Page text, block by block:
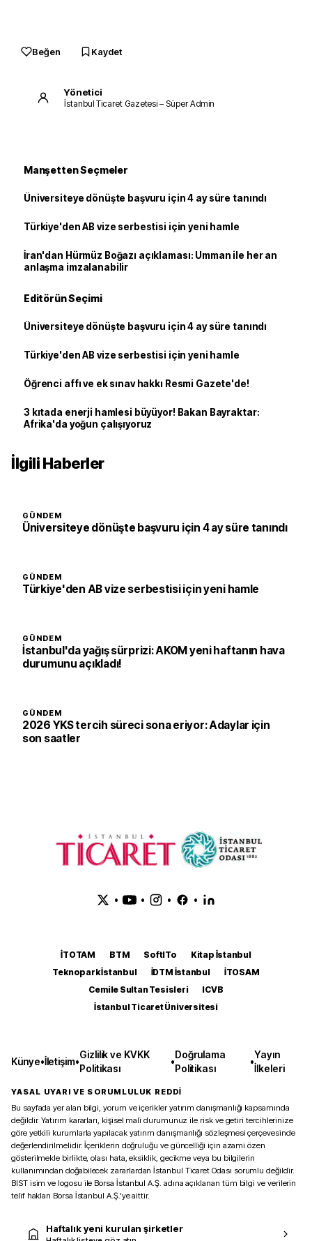
Beğen Kaydet
Yönetici
İstanbul Ticaret Gazetesi – Süper Admin
Manşetten Seçmeler
Üniversiteye dönüşte başvuru için 4 ay süre tanındı
Türkiye'den AB vize serbestisi için yeni hamle
İran'dan Hürmüz Boğazı açıklaması: Umman ile her an
anlaşma imzalanabilir
Editörün Seçimi
Üniversiteye dönüşte başvuru için 4 ay süre tanındı
Türkiye'den AB vize serbestisi için yeni hamle
Öğrenci affı ve ek sınav hakkı Resmi Gazete'de!
3 kıtada enerji hamlesi büyüyor! Bakan Bayraktar:
Afrika'da yoğun çalışıyoruz
İlgili Haberler
GÜNDEM
Üniversiteye dönüşte başvuru için 4 ay süre tanındı
GÜNDEM
Türkiye'den AB vize serbestisi için yeni hamle
GÜNDEM
İstanbul'da yağış sürprizi: AKOM yeni haftanın hava
durumunu açıkladı!
GÜNDEM
2026 YKS tercih süreci sona eriyor: Adaylar için
son saatler
• • • •
İTOTAM BTM SoftITo
Kitap İstanbul
Teknopark İstanbul
İDTM İstanbul
İTOSAM
Cemile Sultan Tesisleri
ICVB
İstanbul Ticaret Üniversitesi
Künye•İletişim•
Gizlilik ve KVKK
Politikası
•
Doğrulama
Politikası
•
Yayın
İlkeleri
YASAL UYARI VE SORUMLULUK REDDİ
Bu sayfada yer alan bilgi, yorum ve içerikler yatırım danışmanlığı kapsamında
değildir. Yatırım kararları, kişisel mali durumunuz ile risk ve getiri tercihlerinize
göre yetkili kurumlarla yapılacak yatırım danışmanlığı sözleşmesi çerçevesinde
değerlendirilmelidir. İçeriklerin doğruluğu ve güncelliği için azami özen
gösterilmekle birlikte, olası hata, eksiklik, gecikme veya bu bilgilerin
kullanımından doğabilecek zararlardan İstanbul Ticaret Odası sorumlu değildir.
BIST isim ve logosu ile Borsa İstanbul A.Ş. adına açıklanan tüm bilgi ve verilerin
telif hakları Borsa İstanbul A.Ş.’ye aittir.
Haftalık yeni kurulan şirketler